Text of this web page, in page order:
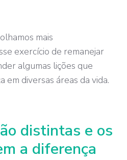
mais
exercício de remanejar
algumas lições que
em diversas áreas da vida.
distintas e os
a diferença